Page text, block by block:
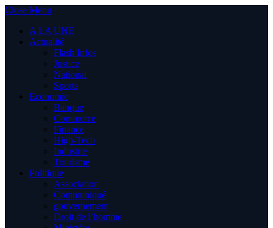
Close Menu
A LA UNE
Actualité
Flash Infos
Justice
National
Sports
Economie
Banque
Commerce
Finance
High-Tech
Industrie
Tourisme
Politique
Association
Communiqué
gouvernement
Droit de l’homme